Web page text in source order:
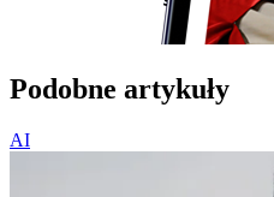
Podobne artykuły
AI